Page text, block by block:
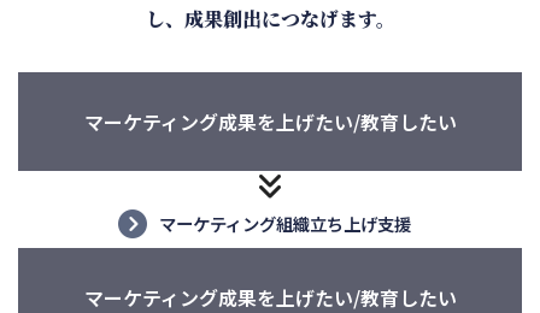
し、成果創出につなげます。
マーケティング成果を上げたい/教育したい
マーケティング組織立ち上げ支援
マーケティング成果を上げたい/教育したい